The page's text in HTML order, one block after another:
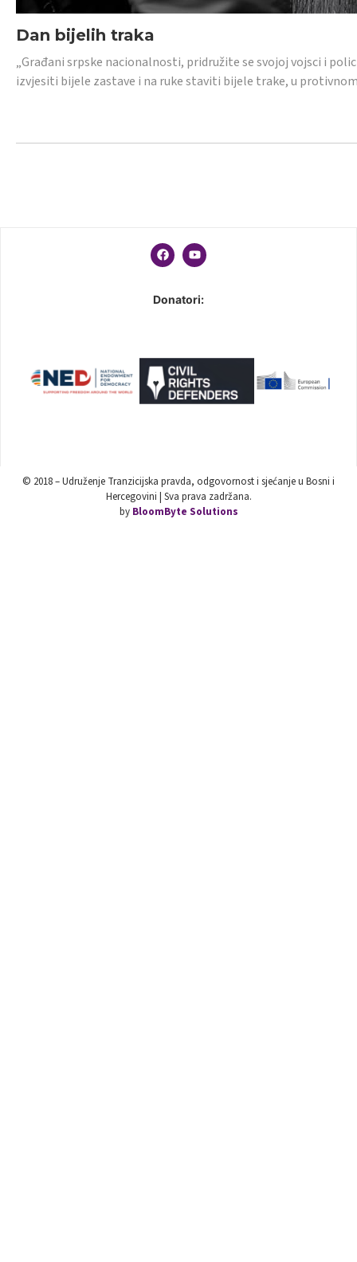
Dan bijelih traka
„Građani srpske nacionalnosti, pridružite se svojoj vojsci i
izvjesiti bijele zastave i na ruke staviti bijele trake, u
Donatori:
© 2018 – Udruženje Tranzicijska pravda, odgovornost i sjećanje u Bosni i
Hercegovini | Sva prava zadržana.
by BloomByte Solutions